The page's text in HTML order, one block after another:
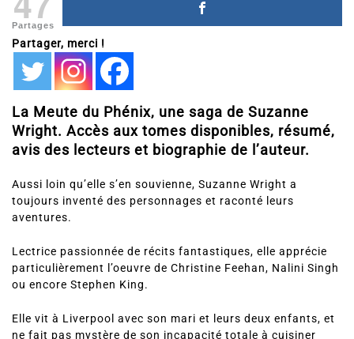
Partages
Partager, merci !
La Meute du Phénix, une saga de Suzanne
Wright. Accès aux tomes disponibles, résumé,
avis des lecteurs et biographie de l’auteur.
Aussi loin qu’elle s’en souvienne, Suzanne Wright a
toujours inventé des personnages et raconté leurs
aventures.
Lectrice passionnée de récits fantastiques, elle apprécie
particulièrement l’oeuvre de Christine Feehan, Nalini Singh
ou encore Stephen King.
Elle vit à Liverpool avec son mari et leurs deux enfants, et
ne fait pas mystère de son incapacité totale à cuisiner